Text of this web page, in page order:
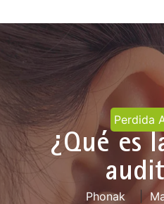
Perdida
¿Qué es
Phonak